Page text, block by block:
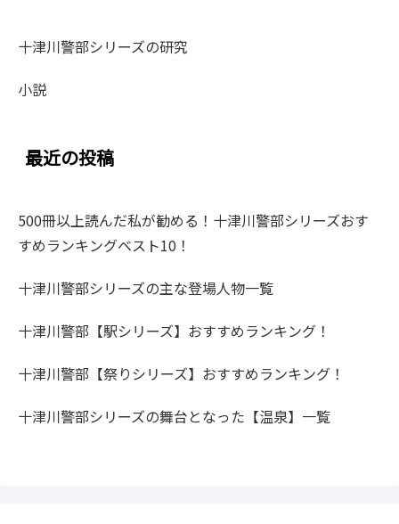
十津川警部シリーズの研究
小説
最近の投稿
500冊以上読んだ私が勧める！十津川警部シリーズおす
すめランキングベスト10！
十津川警部シリーズの主な登場人物一覧
十津川警部【駅シリーズ】おすすめランキング！
十津川警部【祭りシリーズ】おすすめランキング！
十津川警部シリーズの舞台となった【温泉】一覧